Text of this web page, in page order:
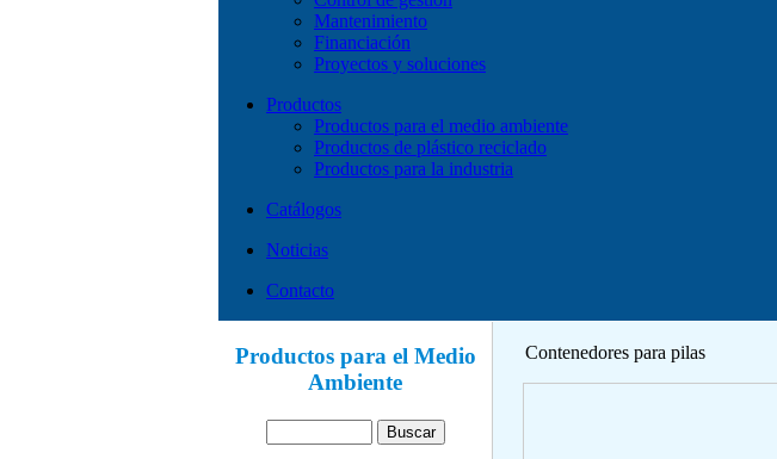
Mantenimiento
Financiación
Proyectos y soluciones
Productos
Productos para el medio ambiente
Productos de plástico reciclado
Productos para la industria
Catálogos
Noticias
Contacto
Productos para el Medio
Ambiente
Contenedores para pilas